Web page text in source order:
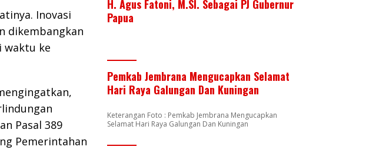
Inovasi
dikembangkan
waktu ke
Pasal 389
Pemerintahan
H. Agus Fatoni, M.SI. Sebagai PJ Gubernur
Papua
Pemkab Jembrana Mengucapkan Selamat
Hari Raya Galungan Dan Kuningan
Keterangan Foto : Pemkab Jembrana Mengucapkan
Selamat Hari Raya Galungan Dan Kuningan